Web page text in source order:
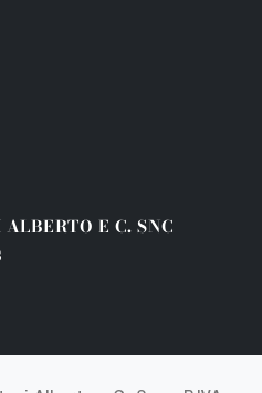
E C. SNC